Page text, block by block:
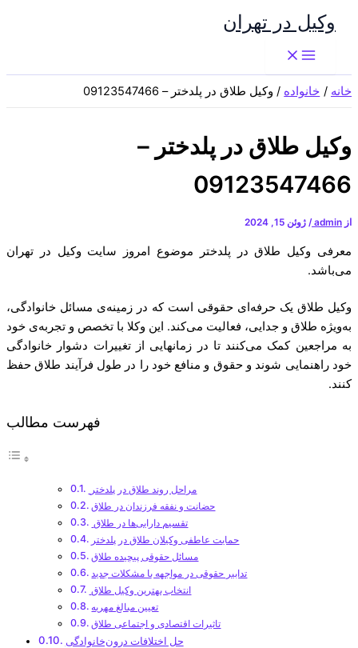
وکیل در تهران
خانه خانواده وکیل طلاق در پلدختر – 09123547466
وکیل طلاق در پلدختر –
09123547466
از admin
/ ژوئن 15, 2024
معرفی وکیل طلاق در پلدختر موضوع امروز سایت وکیل در تهران
می‌باشد.
وکیل طلاق یک حرفه‌ای حقوقی است که در زمینه‌ی مسائل خانوادگی،
به‌ویژه طلاق و جدایی، فعالیت می‌کند. این وکلا با تخصص و تجربه‌ی خود
به مراجعین کمک می‌کنند تا در زمانهایی از تغییرات دشوار خانوادگی
خود راهنمایی شوند و حقوق و منافع خود را در طول فرآیند طلاق حفظ
کنند.
فهرست مطالب
مراحل روند طلاق در پلدختر
حضانت و نفقه فرزندان در طلاق
تقسیم دارایی‌ها در طلاق
حمایت عاطفی وکیلان طلاق در پلدختر
مسائل حقوقی پیچیده طلاق
تدابیر حقوقی در مواجهه با مشکلات جدید
انتخاب بهترین وکیل طلاق
تعیین مبالغ مهریه
تاثیرات اقتصادی و اجتماعی طلاق
حل اختلافات درون‌خانوادگی